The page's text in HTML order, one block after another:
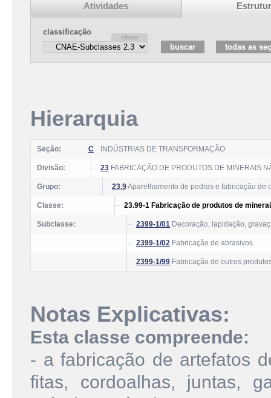
Atividades
classificação
Hierarquia
Seção: C INDÚSTRIAS DE TRANSFORMAÇÃO
Divisão: 23 FABRICAÇÃO DE PRODUTOS DE MINERAIS
Grupo: 23.9Aparelhamento de pedras e fabricação de
Classe: 23.99-1 Fabricação de produtos de
Subclasse: 2399-1/01 Decoração, lapidação,
2399-1/02 Fabricação de abrasivos
2399-1/99 Fabricação de outros
Notas Explicativas:
Esta classe compreende:
- a fabricação de artefatos
fitas, cordoalhas, juntas,